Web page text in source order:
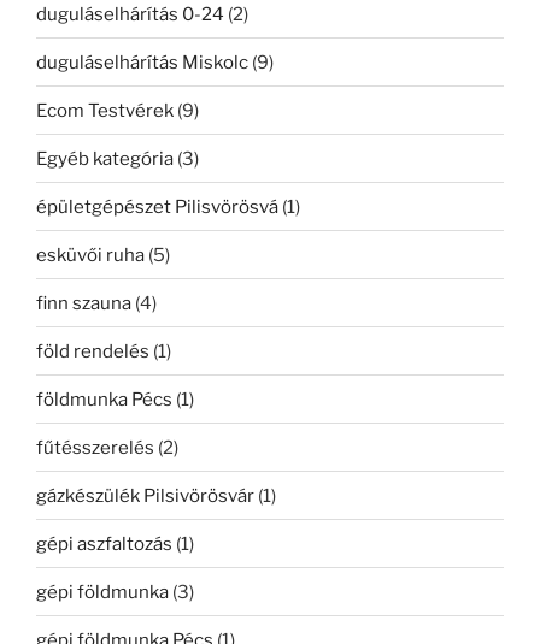
duguláselhárítás 0-24 (2)
duguláselhárítás Miskolc (9)
Ecom Testvérek (9)
Egyéb kategória (3)
épületgépészet Pilisvörösvá (1)
esküvői ruha (5)
finn szauna (4)
föld rendelés (1)
földmunka Pécs (1)
fűtésszerelés (2)
gázkészülék Pilsivörösvár (1)
gépi aszfaltozás (1)
gépi földmunka (3)